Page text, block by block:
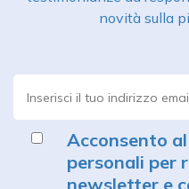
novità sulla
Acconsento
personali per
newsletter e